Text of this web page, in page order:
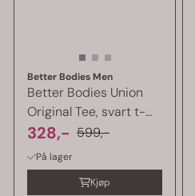
Better Bodies Men
Better Bodies Union
Original Tee, svart t-
skjorte ...
328,- 599,-
På lager
Kjøp